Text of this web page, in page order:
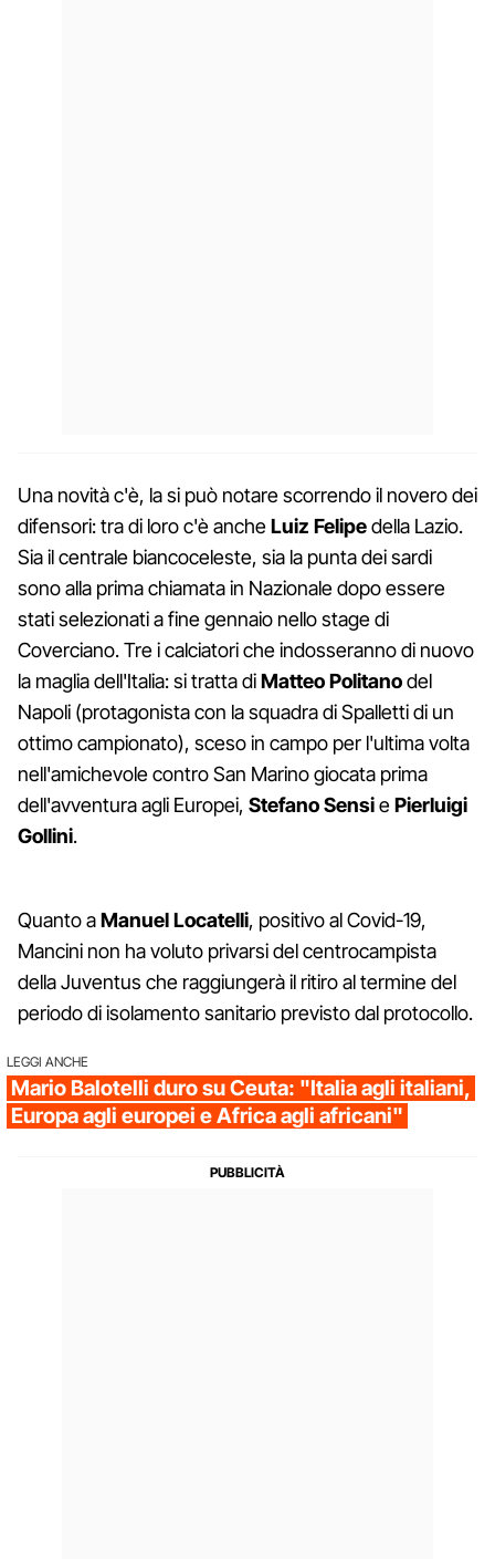
Una novità c'è, la si può notare scorrendo il novero dei
difensori: tra di loro c'è ancheLuiz Felipedella Lazio.
Sia il centrale biancoceleste, sia la punta dei sardi
sono alla prima chiamata in Nazionale dopo essere
stati selezionati a fine gennaio nello stage di
Coverciano. Tre i calciatori che indosseranno di nuovo
la maglia dell'Italia: si tratta diMatteo Politanodel
Napoli (protagonista con la squadra di Spalletti di un
ottimo campionato), sceso in campo per l'ultima volta
nell'amichevole contro San Marino giocata prima
dell'avventura agli Europei, Stefano SensiePierluigi
Gollini.
Quanto aManuel Locatelli, positivo al Covid-19,
Mancini non ha voluto privarsi del centrocampista
della Juventus che raggiungerà il ritiro al termine del
periodo di isolamento sanitario previsto dal protocollo.
LEGGI ANCHE
Mario Balotelli duro su Ceuta: "Italia agli italiani,
Europa agli europei e Africa agli africani"